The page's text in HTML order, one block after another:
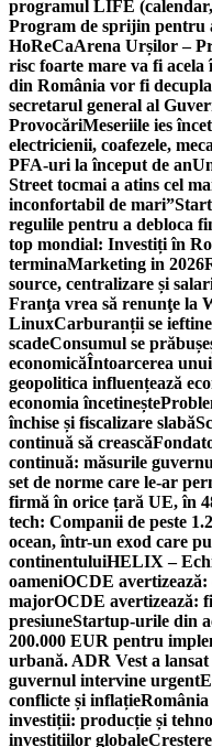
programul LIFE
Program de sprijin
HoReCaArena Urșilor –
risc foarte mare va fi
din România vor fi
secretarul general al
ProvocăriMeseriile ies
electricienii, coafezele,
PFA-uri la început de an
Street tocmai a atins cel
inconfortabil de mari”
regulile pentru a debloca
top mondial: Investiți în
terminaMarketing in 2026
source, centralizare și
Franţa vrea să renunţe la
LinuxCarburanții se
scadeConsumul se
economicăÎntoarcerea
geopolitica influențează
economia încetinește
închise și fiscalizare slabă
continuă să crească
continuă: măsurile
set de norme care le-ar
firmă în orice țară UE, în
tech: Companii de peste
ocean, într-un exod care
continentuluiHELIX –
oameniOCDE
majorOCDE avertizează:
presiuneStartup-urile din
200.000 EUR pentru
urbană. ADR Vest a
guvernul intervine urgent
conflicte și inflație
investiții: producție și
investițiilor globale